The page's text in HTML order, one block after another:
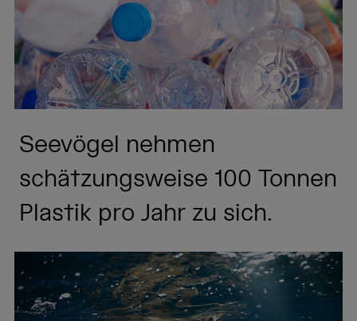
Seevögel nehmen
schätzungsweise 100 Tonnen
Plastik pro Jahr zu sich.